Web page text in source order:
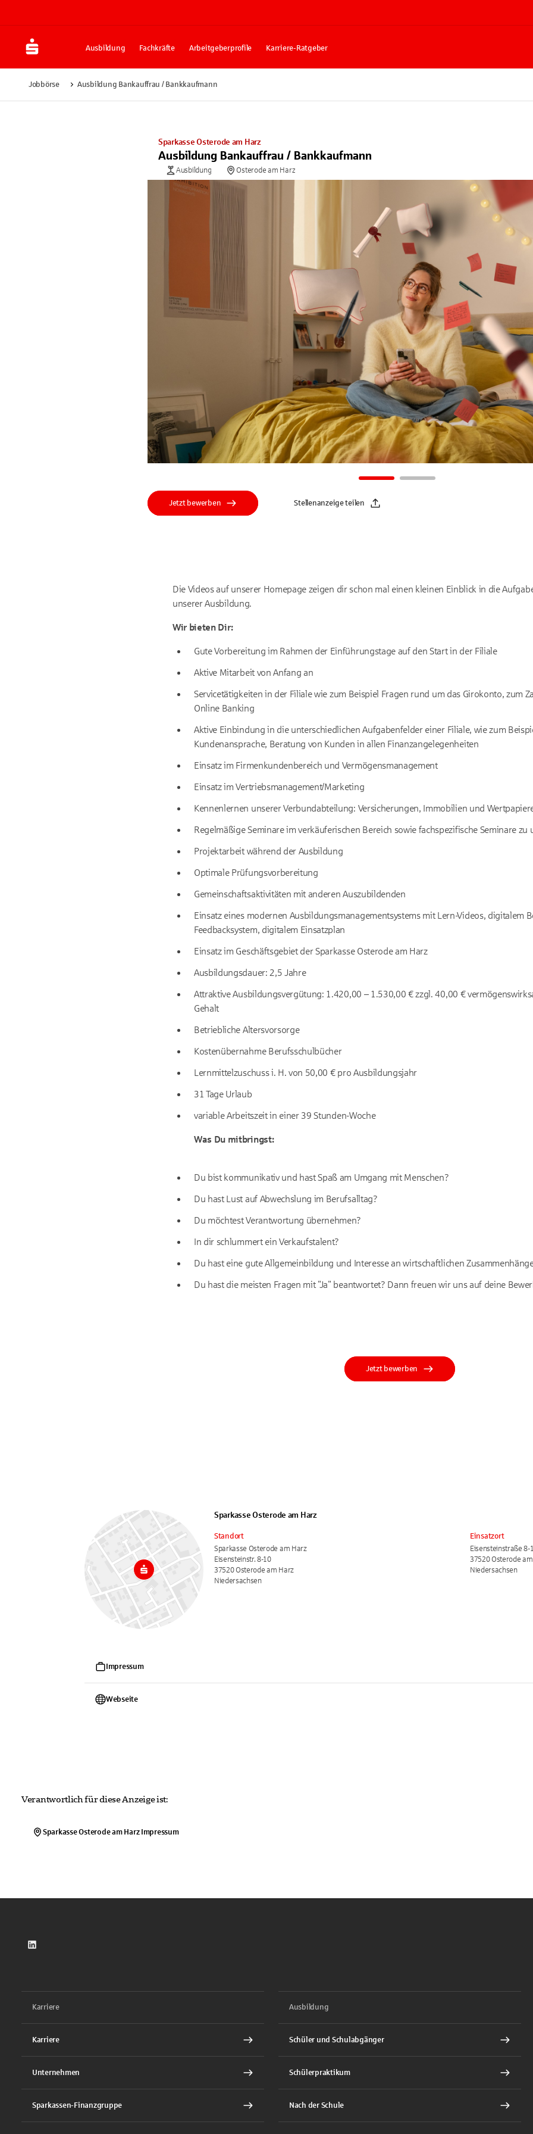
Ausbildung Fachkräfte Arbeitgeberprofile Karriere-Ratgeber
Jobbörse Ausbildung Bankauffrau / Bankkaufmann
Sparkasse Osterode am Harz
Ausbildung Bankauffrau / Bankkaufmann
Ausbildung Osterode am Harz
Jetzt bewerben Stellenanzeige teilen
Die Videos auf unserer Homepage zeigen dir schon mal einen kleinen Einblick in die
unserer Ausbildung.
Wir bieten Dir:
Gute Vorbereitung im Rahmen der Einführungstage auf den Start in der Filiale
Aktive Mitarbeit von Anfang an
Servicetätigkeiten in der Filiale wie zum Beispiel Fragen rund um das Girokonto, zum
Online Banking
Aktive Einbindung in die unterschiedlichen Aufgabenfelder einer Filiale, wie zum
Kundenansprache, Beratung von Kunden in allen Finanzangelegenheiten
Einsatz im Firmenkundenbereich und Vermögensmanagement
Einsatz im Vertriebsmanagement/Marketing
Kennenlernen unserer Verbundabteilung: Versicherungen, Immobilien und
Regelmäßige Seminare im verkäuferischen Bereich sowie fachspezifische Seminare zu
Projektarbeit während der Ausbildung
Optimale Prüfungsvorbereitung
Gemeinschaftsaktivitäten mit anderen Auszubildenden
Einsatz eines modernen Ausbildungsmanagementsystems mit Lern-Videos, digitalem
Feedbacksystem, digitalem Einsatzplan
Einsatz im Geschäftsgebiet der Sparkasse Osterode am Harz
Ausbildungsdauer: 2,5 Jahre
Attraktive Ausbildungsvergütung: 1.420,00 – 1.530,00 € zzgl. 40,00 €
Gehalt
Betriebliche Altersvorsorge
Kostenübernahme Berufsschulbücher
Lernmittelzuschuss i. H. von 50,00 € pro Ausbildungsjahr
31 Tage Urlaub
variable Arbeitszeit in einer 39 Stunden-Woche
Was Du mitbringst:
Du bist kommunikativ und hast Spaß am Umgang mit Menschen?
Du hast Lust auf Abwechslung im Berufsalltag?
Du möchtest Verantwortung übernehmen?
In dir schlummert ein Verkaufstalent?
Du hast eine gute Allgemeinbildung und Interesse an wirtschaftlichen
Du hast die meisten Fragen mit "Ja" beantwortet? Dann freuen wir uns auf deine
Jetzt bewerben
Sparkasse Osterode am Harz
Standort
Sparkasse Osterode am Harz
Eisensteinstr. 8-10
37520 Osterode am Harz
Niedersachsen
Einsatzort
Eisensteinstraße 8-
37520 Osterode
Niedersachsen
Impressum
Webseite
Verantwortlich für diese Anzeige ist:
Sparkasse Osterode am HarzImpressum
LinkedIn
Karriere
Karriere
Unternehmen
Sparkassen-Finanzgruppe
Ausbildung
Schüler und Schulabgänger
Schülerpraktikum
Nach der Schule